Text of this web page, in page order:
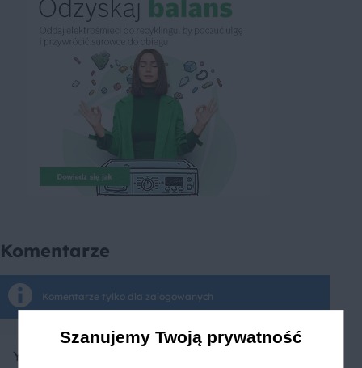
Komentarze
Komentarze tylko dla zalogowanych
Yuliya
Szanujemy Twoją prywatność